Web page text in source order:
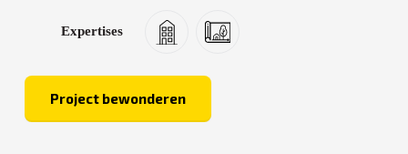
Expertises
Project bewonderen
De
Rozentuin